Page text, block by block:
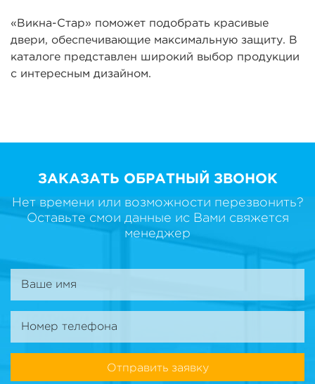
«Викна-Стар» поможет подобрать красивые
двери, обеспечивающие максимальную защиту. В
каталоге представлен широкий выбор продукции
с интересным дизайном.
ЗАКАЗАТЬ ОБРАТНЫЙ ЗВОНОК
Нет времени или возможности перезвонить?
Оставьте смои данные ис Вами свяжется
менеджер
Отправить заявку